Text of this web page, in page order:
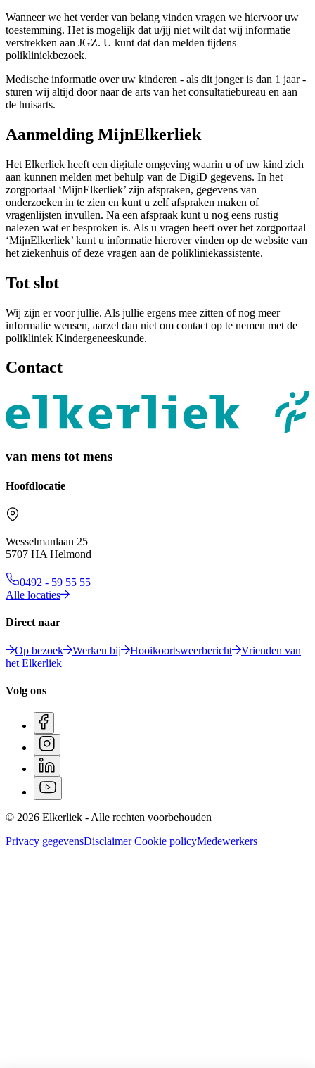
Wanneer we het verder van belang vinden vragen we hiervoor uw
toestemming. Het is mogelijk dat u/jij niet wilt dat wij informatie
verstrekken aan JGZ. U kunt dat dan melden tijdens
polikliniekbezoek.
Medische informatie over uw kinderen - als dit jonger is dan 1 jaar -
sturen wij altijd door naar de arts van het consultatiebureau en aan
de huisarts.
Aanmelding MijnElkerliek
Het Elkerliek heeft een digitale omgeving waarin u of uw kind zich
aan kunnen melden met behulp van de DigiD gegevens. In het
zorgportaal ‘MijnElkerliek’ zijn afspraken, gegevens van
onderzoeken in te zien en kunt u zelf afspraken maken of
vragenlijsten invullen. Na een afspraak kunt u nog eens rustig
nalezen wat er besproken is. Als u vragen heeft over het zorgportaal
‘MijnElkerliek’ kunt u informatie hierover vinden op de website van
het ziekenhuis of deze vragen aan de polikliniekassistente.
Tot slot
Wij zijn er voor jullie. Als jullie ergens mee zitten of nog meer
informatie wensen, aarzel dan niet om contact op te nemen met de
polikliniek Kindergeneeskunde.
Contact
van mens tot mens
Hoofdlocatie
Wesselmanlaan 25
5707 HA Helmond
0492 - 59 55 55
Alle locaties
Direct naar
Op bezoek Werken bij Hooikoortsweerbericht
Vrienden van
het Elkerliek
Volg ons
© 2026 Elkerliek - Alle rechten voorbehouden
Privacy gegevensDisclaimerCookie policyMedewerkers